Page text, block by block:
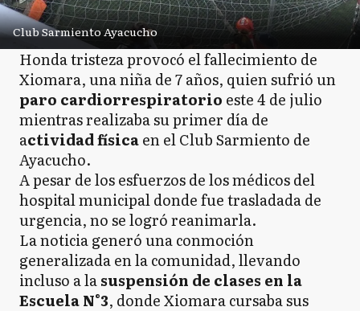
Club Sarmiento Ayacucho
Honda tristeza provocó el fallecimiento de
Xiomara, una niña de 7 años, quien sufrió un
paro cardiorrespiratorio este 4 de julio
mientras realizaba su primer día de
actividad físicaen el Club Sarmiento de
Ayacucho.
A pesar de los esfuerzos de los médicos del
hospital municipal donde fue trasladada de
urgencia, no se logró reanimarla.
La noticia generó una conmoción
generalizada en la comunidad, llevando
incluso a lasuspensión de clases en la
Escuela N°3, donde Xiomara cursaba sus